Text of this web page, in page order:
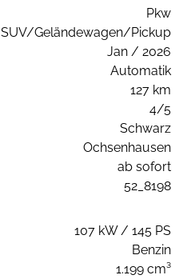
Pkw
SUV/Geländewagen/Pickup
Jan / 2026
Automatik
127 km
4/5
Schwarz
Ochsenhausen
ab sofort
52_8198
107 kW / 145 PS
Benzin
1.199 cm³